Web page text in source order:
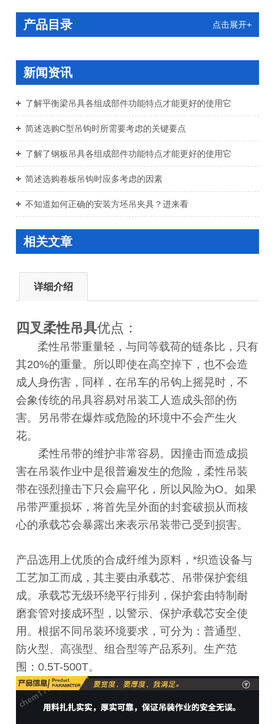
产品目录 点击展开+
新闻资讯
了解平衡梁吊具各组成部件功能特点才能更好的使用它
简述选购C型吊钩时所需要考虑的关键要点
了解了钢板吊具各组成部件功能特点才能更好的使用它
简述选购卷板吊钩时应多考虑的因素
不知道如何正确的安装方坯吊夹具？进来看
相关文章
详细介绍
四叉柔性吊具优点：
柔性吊带重量轻，与同等载荷的链条比，只有
其20%的重量。所以即使在高空掉下，也不会造
成人身伤害，同样，在吊车的吊钩上摇晃时，不
会象传统的吊具容易对吊装工人造成头部的伤
害。另吊带在爆炸或危险的环境中不会产生火
花。
柔性吊带的维护非常容易。因撞击而造成损
害在吊装作业中是很普遍发生的危险，柔性吊装
带在强烈撞击下只会扁平化，所以风险为O。如果
吊带严重损坏，将首先呈外面的封套破损从而核
心的承载芯会暴露出来表示吊装带己受到损害。
产品选用上优质的合成纤维为原料，*织造设备与
工艺加工而成，其主要由承载芯、吊带保护套组
成。承载芯无级环绕平行排列，保护套由特制耐
磨套管对接成环型，以警示、保护承载芯安全使
用。根据不同吊装环境要求，可分为：普通型、
防火型、高强型、组合型等产品系列。生产范
围：0.5T-500T。